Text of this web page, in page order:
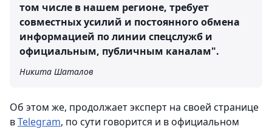
том числе в нашем регионе, требует
совместных усилий и постоянного обмена
информацией по линии спецслужб и
официальным, публичным каналам".
Никита Шаталов
Об этом же, продолжает эксперт на своей странице
вTelegram, по сути говорится и в официальном